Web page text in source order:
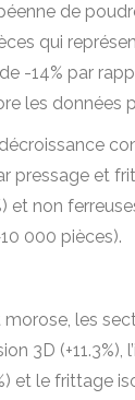
de
qui
-14% par
les données
pressage et
et non
000 pièces).
les
3D (+11.3%),
et le frittage